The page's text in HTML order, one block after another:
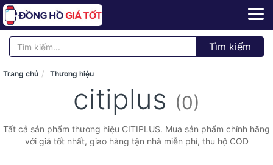
Tìm kiếm
Trang chủ Thương hiệu
citiplus (0)
Tất cả sản phẩm thương hiệu CITIPLUS. Mua sản phẩm chính hãng
với giá tốt nhất, giao hàng tận nhà miễn phí, thu hộ COD